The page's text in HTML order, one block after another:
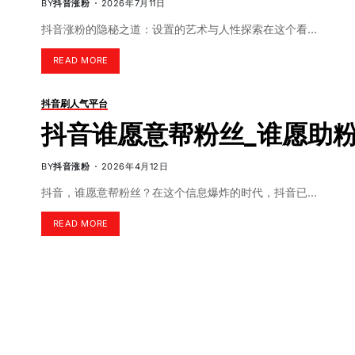
BY抖音涨粉 2026年7月11日
抖音涨粉的隐秘之道：设置的艺术与人性探索在这个看…
READ MORE
抖音刷人气平台
抖音谁愿意帮粉丝_谁愿助
BY抖音涨粉 2026年4月12日
抖音，谁愿意帮粉丝？在这个信息爆炸的时代，抖音已…
READ MORE